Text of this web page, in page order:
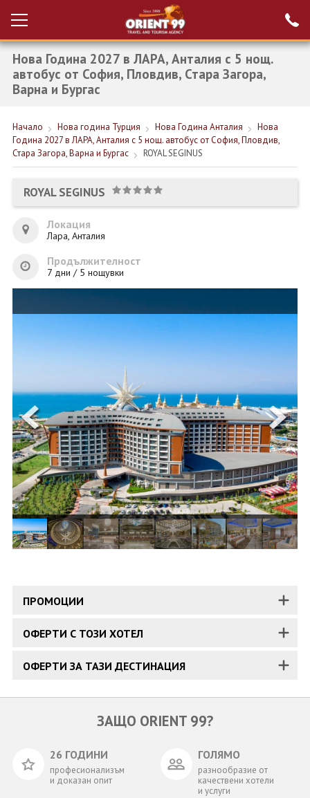
Вход за агенти
Проверка на
резервация
РАННИ ЗАПИСВАНИЯ ТУРЦИЯ
НОВА ГОДИНА ТУРЦИЯ
НОВА ГОДИНА
ЕКЗОТИКА
ЕКСКУРЗИИ
КОНТАКТИ
0700 144 34 Запитване
ПОСЛЕДВАЙТЕ НИ
Нова Година 2027 в ЛАРА, Анталия с 5 нощ.
автобус от София, Пловдив, Стара Загора,
Варна и Бургас
Начало Нова година Турция Нова Година Анталия
Нова
Година 2027 в ЛАРА, Анталия с 5 нощ. автобус от София, Пловдив,
Стара Загора, Варна и Бургас
ROYAL SEGINUS
ROYAL SEGINUS
Локация
Лара, Анталия
Продължителност
7 дни / 5 нощувки
ПРОМОЦИИ
ОФЕРТИ С ТОЗИ ХОТЕЛ
ОФЕРТИ ЗА ТАЗИ ДЕСТИНАЦИЯ
ЗАЩО ORIENT 99?
26 ГОДИНИ
професионализъм
и доказан опит
ГОЛЯМО
разнообразие от
качествени хотели
и услуги